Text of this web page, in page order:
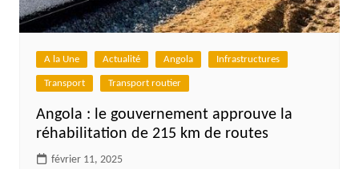
A la Une Actualité Angola Infrastructures
Transport Transport routier
Angola : le gouvernement approuve la
réhabilitation de 215 km de routes
février 11, 2025